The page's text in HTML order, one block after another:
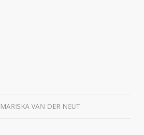
MARISKA VAN DER NEUT